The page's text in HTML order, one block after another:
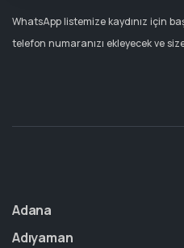
WhatsApp listemize kaydınız için
telefon numaranızı ekleyecek ve
Adana
Adıyaman